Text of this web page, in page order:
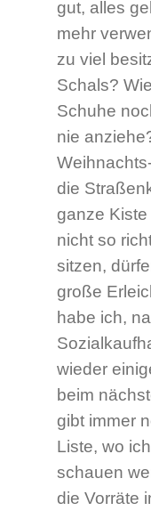
gut, alles
mehr
zu viel
Schals?
Schuhe
nie
die
ganze Kiste
nicht so
sitzen,
große
habe ich,
wieder
beim
gibt immer
Liste, wo
schauen
die Vorräte